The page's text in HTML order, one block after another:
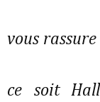
vous
ce soit